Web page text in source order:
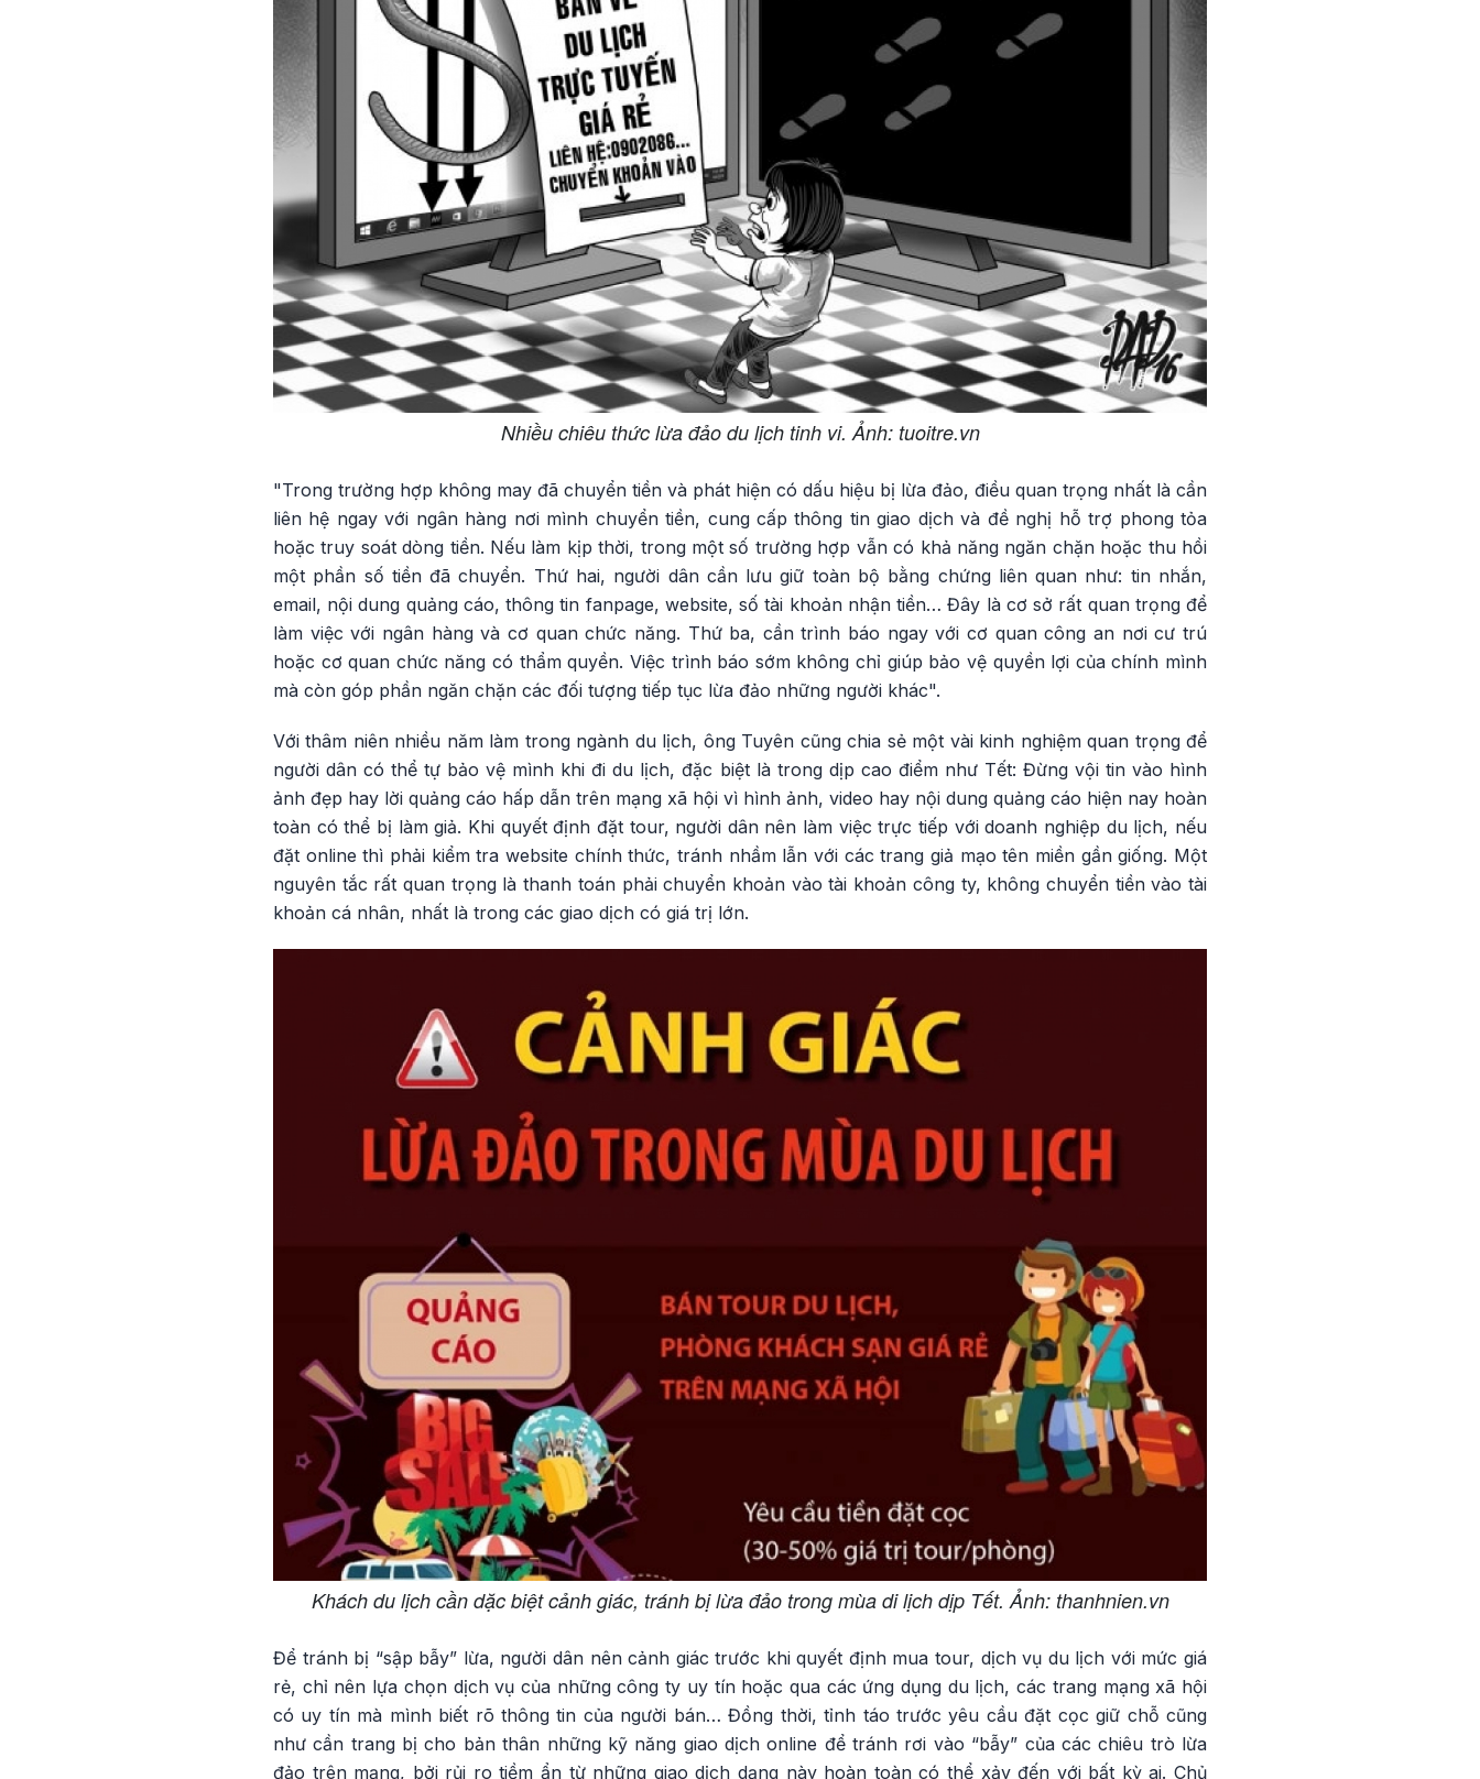
Nhiều chiêu thức lừa đảo du lịch tinh vi. Ảnh: tuoitre.vn
"Trong trường hợp không may đã chuyển tiền và phát hiện có dấu hiệu bị lừa đảo, điều quan trọng nhất là cần
liên hệ ngay với ngân hàng nơi mình chuyển tiền, cung cấp thông tin giao dịch và đề nghị hỗ trợ phong tỏa
hoặc truy soát dòng tiền. Nếu làm kịp thời, trong một số trường hợp vẫn có khả năng ngăn chặn hoặc thu hồi
một phần số tiền đã chuyển. Thứ hai, người dân cần lưu giữ toàn bộ bằng chứng liên quan như: tin nhắn,
email, nội dung quảng cáo, thông tin fanpage, website, số tài khoản nhận tiền… Đây là cơ sở rất quan trọng để
làm việc với ngân hàng và cơ quan chức năng. Thứ ba, cần trình báo ngay với cơ quan công an nơi cư trú
hoặc cơ quan chức năng có thẩm quyền. Việc trình báo sớm không chỉ giúp bảo vệ quyền lợi của chính mình
mà còn góp phần ngăn chặn các đối tượng tiếp tục lừa đảo những người khác".
Với thâm niên nhiều năm làm trong ngành du lịch, ông Tuyên cũng chia sẻ một vài kinh nghiệm quan trọng để
người dân có thể tự bảo vệ mình khi đi du lịch, đặc biệt là trong dịp cao điểm như Tết: Đừng vội tin vào hình
ảnh đẹp hay lời quảng cáo hấp dẫn trên mạng xã hội vì hình ảnh, video hay nội dung quảng cáo hiện nay hoàn
toàn có thể bị làm giả. Khi quyết định đặt tour, người dân nên làm việc trực tiếp với doanh nghiệp du lịch, nếu
đặt online thì phải kiểm tra website chính thức, tránh nhầm lẫn với các trang giả mạo tên miền gần giống. Một
nguyên tắc rất quan trọng là thanh toán phải chuyển khoản vào tài khoản công ty, không chuyển tiền vào tài
khoản cá nhân, nhất là trong các giao dịch có giá trị lớn.
Khách du lịch cần dặc biệt cảnh giác, tránh bị lừa đảo trong mùa di lịch dịp Tết. Ảnh: thanhnien.vn
Để tránh bị “sập bẫy” lừa, người dân nên cảnh giác trước khi quyết định mua tour, dịch vụ du lịch với mức giá
rẻ, chỉ nên lựa chọn dịch vụ của những công ty uy tín hoặc qua các ứng dụng du lịch, các trang mạng xã hội
có uy tín mà mình biết rõ thông tin của người bán… Đồng thời, tỉnh táo trước yêu cầu đặt cọc giữ chỗ cũng
như cần trang bị cho bản thân những kỹ năng giao dịch online để tránh rơi vào “bẫy” của các chiêu trò lừa
đảo trên mạng, bởi rủi ro tiềm ẩn từ những giao dịch dạng này hoàn toàn có thể xảy đến với bất kỳ ai. Chủ